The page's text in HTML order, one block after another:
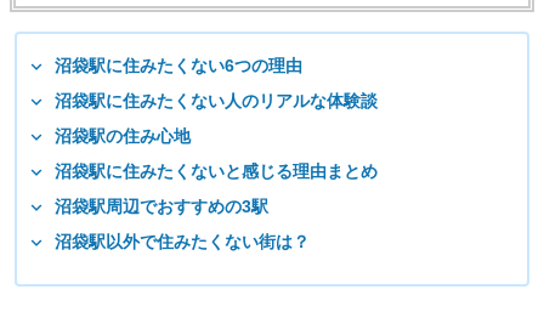
沼袋駅に住みたくない6つの理由
沼袋駅に住みたくない人のリアルな体験談
沼袋駅の住み心地
沼袋駅に住みたくないと感じる理由まとめ
沼袋駅周辺でおすすめの3駅
沼袋駅以外で住みたくない街は？